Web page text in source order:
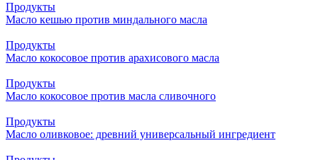
Продукты
Масло кешью против миндального масла
Продукты
Масло кокосовое против арахисового масла
Продукты
Масло кокосовое против масла сливочного
Продукты
Масло оливковое: древний универсальный ингредиент